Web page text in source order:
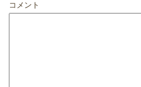
コメント